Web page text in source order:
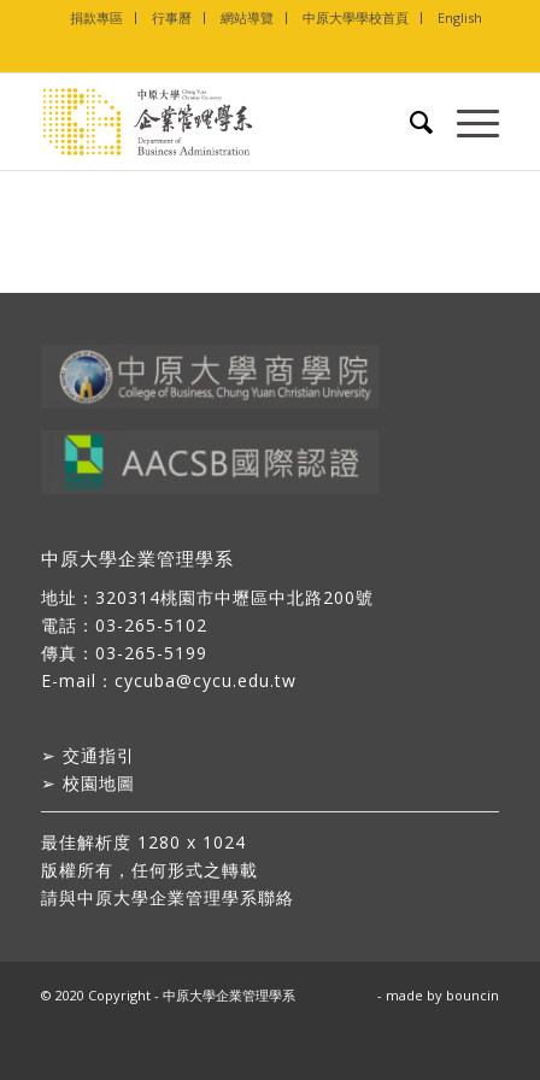
捐款專區 行事曆 網站導覽 中原大學學校首頁 English
中原大學企業管理學系
地址： 320314桃園市中壢區中北路200號
電話：03-265-5102
傳真：03-265-5199
E-mail： cycuba@cycu.edu.tw
➢ 交通指引
➢ 校園地圖
最佳解析度 1280 x 1024
版權所有，任何形式之轉載
請與中原大學企業管理學系聯絡
© 2020 Copyright - 中原大學企業管理學系 - made by bouncin